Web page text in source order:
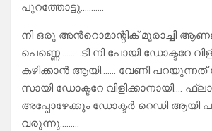
പുറത്തോട്ടു………..
നി ഒരു അൻറൊമാന്റിക് മൂരാച്ചി
പെണ്ണെ……….ടി നി പോയി ഡോക്ടറേ
കഴിക്കാൻ ആയി……. വേണി പറയുന്നത്
സായി ഡോക്ടറേ വിളിക്കാനായി….
അപ്പോഴേക്കും ഡോക്ടർ റെഡി ആയി
വരുന്നു………